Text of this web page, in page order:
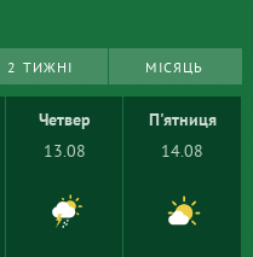
2 ТИЖНІ МІСЯЦЬ
Четвер
13.08
П'ятниця
14.08